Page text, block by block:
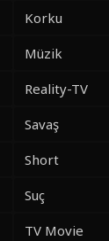
Korku
Müzik
Reality-TV
Savaş
Short
Suç
TV Movie